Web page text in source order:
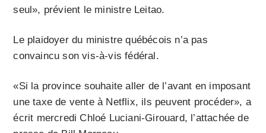
seul», prévient le ministre Leitao.
Le plaidoyer du ministre québécois n’a pas
convaincu son vis-à-vis fédéral.
«Si la province souhaite aller de l’avant en imposant
une taxe de vente à Netflix, ils peuvent procéder», a
écrit mercredi Chloé Luciani-Girouard, l’attachée de